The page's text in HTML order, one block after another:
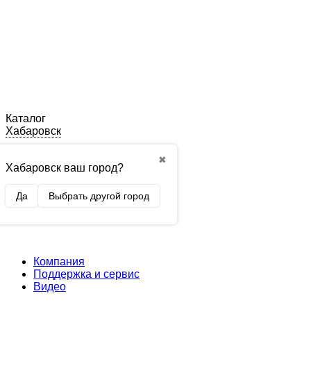
Каталог
Хабаровск
✖
Хабаровск ваш город?
Да Выбрать другой город
Компания
Поддержка и сервис
Видео